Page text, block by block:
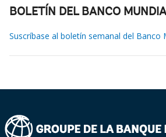
BOLETÍN DEL BANCO
Suscríbase al boletín semanal del Banco